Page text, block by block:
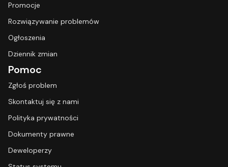
Promocje
Rozwiązywanie problemów
Ogłoszenia
Dziennik zmian
Pomoc
Zgłoś problem
Skontaktuj się z nami
Polityka prywatności
Dokumenty prawne
Deweloperzy